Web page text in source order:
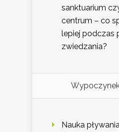
sanktuarium
centrum – co
lepiej podczas
zwiedzania?
Nauka